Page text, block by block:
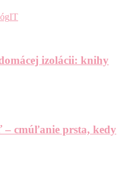
IT
izolácii: knihy
– cmúľanie prsta, kedy